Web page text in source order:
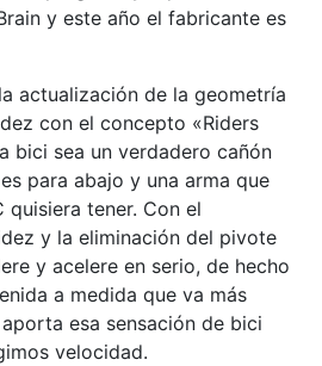
y este año el fabricante es
actualización de la geometría
con el concepto «Riders
bici sea un verdadero cañón
para abajo y una arma que
tener. Con el
y la eliminación del pivote
y acelere en serio, de hecho
a medida que va más
esa sensación de bici
velocidad.